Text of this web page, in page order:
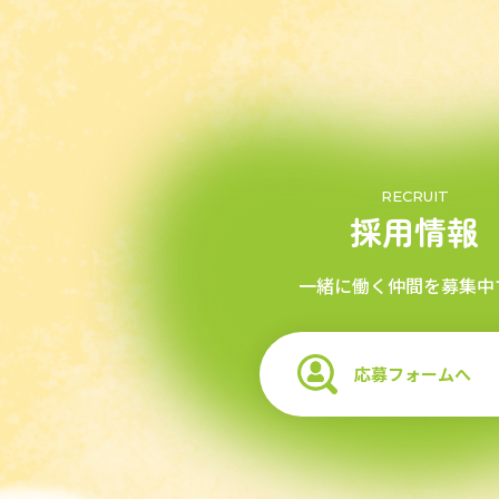
RECRUIT
採用情報
一緒に働く仲間を募集
応募フォームへ